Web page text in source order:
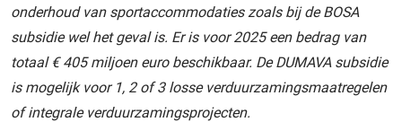
onderhoud van sportaccommodaties zoals bij de BOSA
subsidie wel het geval is. Er is voor 2025 een bedrag van
totaal € 405 miljoen euro beschikbaar. De DUMAVA subsidie
is mogelijk voor 1, 2 of 3 losse verduurzamingsmaatregelen
of integrale verduurzamingsprojecten.